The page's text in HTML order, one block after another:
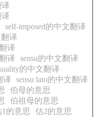
译
译
self-imposed的中文翻译
翻译
译
译
sensu的中文翻译
的中文翻译
译
sensu lato的中文翻译
伯母的意思
伯祖母的意思
1的意思
估2的意思